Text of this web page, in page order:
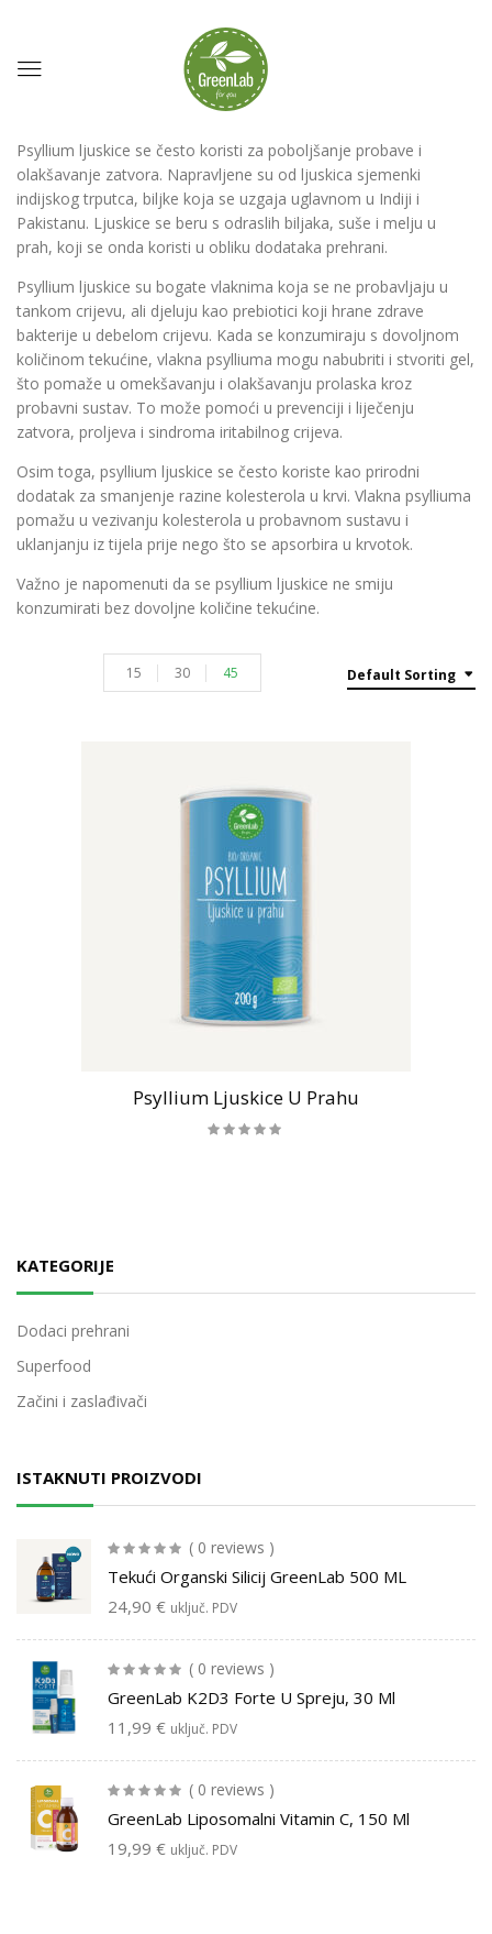
KATEGORIJE
Dodaci prehrani
Superfood
Začini i zaslađivači
ISTAKNUTI PROIZVODI
( 0 reviews )
Tekući Organski Silicij GreenLab 500 ML
24,90 € uključ. PDV
( 0 reviews )
GreenLab K2D3 Forte U Spreju, 30 Ml
11,99 € uključ. PDV
( 0 reviews )
GreenLab Liposomalni Vitamin C, 150 Ml
19,99 € uključ. PDV
Psyllium ljuskice se često koristi za poboljšanje probave i
olakšavanje zatvora. Napravljene su od ljuskica sjemenki
indijskog trputca, biljke koja se uzgaja uglavnom u Indiji i
Pakistanu. Ljuskice se beru s odraslih biljaka, suše i melju u
prah, koji se onda koristi u obliku dodataka prehrani.
Psyllium ljuskice su bogate vlaknima koja se ne probavljaju u
tankom crijevu, ali djeluju kao prebiotici koji hrane zdrave
bakterije u debelom crijevu. Kada se konzumiraju s dovoljnom
količinom tekućine, vlakna psylliuma mogu nabubriti i stvoriti gel,
što pomaže u omekšavanju i olakšavanju prolaska kroz
probavni sustav. To može pomoći u prevenciji i liječenju
zatvora, proljeva i sindroma iritabilnog crijeva.
Osim toga, psyllium ljuskice se često koriste kao prirodni
dodatak za smanjenje razine kolesterola u krvi. Vlakna psylliuma
pomažu u vezivanju kolesterola u probavnom sustavu i
uklanjanju iz tijela prije nego što se apsorbira u krvotok.
Važno je napomenuti da se psyllium ljuskice ne smiju
konzumirati bez dovoljne količine tekućine.
Default Sorting
15 30 45
Psyllium Ljuskice U Prahu